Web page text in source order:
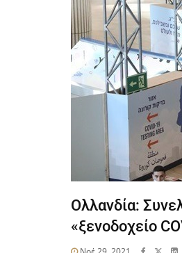
Ολλανδία:
«ξενοδοχείο